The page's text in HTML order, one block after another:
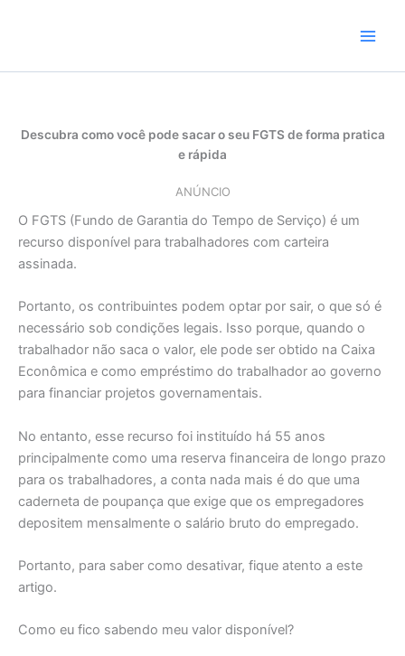
Descubra como você pode sacar o seu FGTS de forma pratica
e rápida
ANÚNCIO
O FGTS (Fundo de Garantia do Tempo de Serviço) é um
recurso disponível para trabalhadores com carteira
assinada.
Portanto, os contribuintes podem optar por sair, o que só é
necessário sob condições legais. Isso porque, quando o
trabalhador não saca o valor, ele pode ser obtido na Caixa
Econômica e como empréstimo do trabalhador ao governo
para financiar projetos governamentais.
No entanto, esse recurso foi instituído há 55 anos
principalmente como uma reserva financeira de longo prazo
para os trabalhadores, a conta nada mais é do que uma
caderneta de poupança que exige que os empregadores
depositem mensalmente o salário bruto do empregado.
Portanto, para saber como desativar, fique atento a este
artigo.
Como eu fico sabendo meu valor disponível?